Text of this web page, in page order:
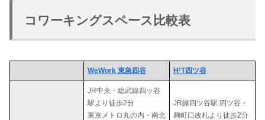
コワーキングスペース比較表
WeWork 東急四谷 H¹T四ツ谷
JR中央・総武線四ッ谷
駅より徒歩2分
東京メトロ丸の内・南北
JR線四ツ谷駅 四ツ谷・
麹町口改札より徒歩2分